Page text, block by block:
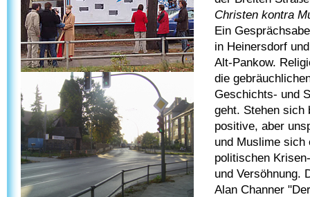
Christen kontra
Ein
in Heinersdorf
Alt-Pankow.
die
Geschichts- und
geht. Stehen sich
positive, aber
und Muslime
politischen
und Versöhnung.
Alan Channer